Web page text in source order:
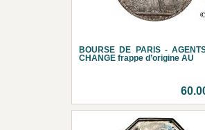
BOURSE DE PARIS -
CHANGE frappe d’origine AU